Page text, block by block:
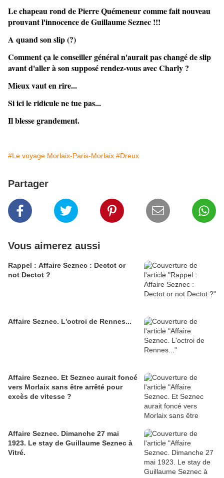
Le chapeau rond de Pierre Quémeneur comme fait nouveau
prouvant l'innocence de Guillaume Seznec !!!
A quand son slip (?)
Comment ça le conseiller général n'aurait pas changé de slip
avant d'aller à son supposé rendez-vous avec Charly ?
Mieux vaut en rire...
Si ici le ridicule ne tue pas...
Il blesse grandement.
#Le voyage Morlaix-Paris-Morlaix #Dreux
Partager
Vous aimerez aussi
Rappel : Affaire Seznec : Dectot or
not Dectot ?
Affaire Seznec. L'octroi de Rennes...
Affaire Seznec. Et Seznec aurait foncé
vers Morlaix sans être arrêté pour
excès de vitesse ?
Affaire Seznec. Dimanche 27 mai
1923. Le stay de Guillaume Seznec à
Vitré.